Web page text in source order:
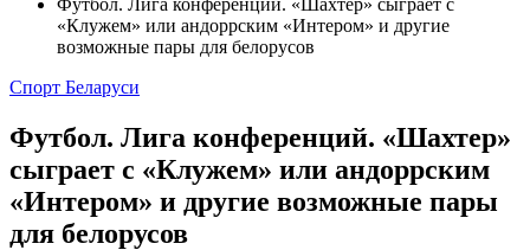
Футбол. Лига конференций. «Шахтер» сыграет с
«Клужем» или андоррским «Интером» и другие
возможные пары для белорусов
Спорт Беларуси
Футбол. Лига конференций. «Шахтер»
сыграет с «Клужем» или андоррским
«Интером» и другие возможные пары
для белорусов